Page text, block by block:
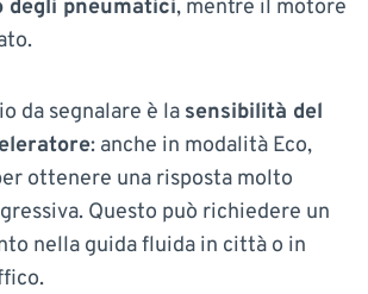
degli pneumatici, mentre il motore
da segnalare è la sensibilità del
: anche in modalità Eco,
ottenere una risposta molto
Questo può richiedere un
nella guida fluida in città o in